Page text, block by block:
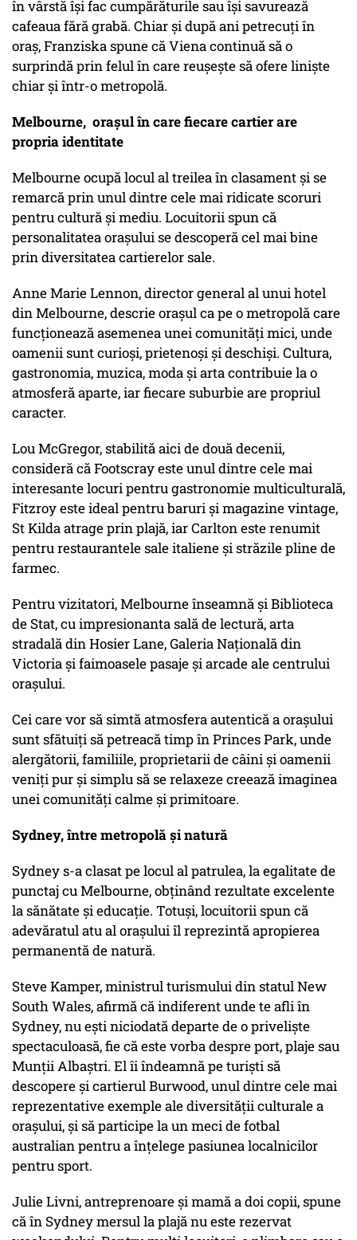
în vârstă își fac cumpărăturile sau își savurează
cafeaua fără grabă. Chiar și după ani petrecuți în
oraș, Franziska spune că Viena continuă să o
surprindă prin felul în care reușește să ofere liniște
chiar și într-o metropolă.
Melbourne, orașul în care fiecare cartier are
propria identitate
Melbourne ocupă locul al treilea în clasament și se
remarcă prin unul dintre cele mai ridicate scoruri
pentru cultură și mediu. Locuitorii spun că
personalitatea orașului se descoperă cel mai bine
prin diversitatea cartierelor sale.
Anne Marie Lennon, director general al unui hotel
din Melbourne, descrie orașul ca pe o metropolă care
funcționează asemenea unei comunități mici, unde
oamenii sunt curioși, prietenoși și deschiși. Cultura,
gastronomia, muzica, moda și arta contribuie la o
atmosferă aparte, iar fiecare suburbie are propriul
caracter.
Lou McGregor, stabilită aici de două decenii,
consideră că Footscray este unul dintre cele mai
interesante locuri pentru gastronomie multiculturală,
Fitzroy este ideal pentru baruri și magazine vintage,
St Kilda atrage prin plajă, iar Carlton este renumit
pentru restaurantele sale italiene și străzile pline de
farmec.
Pentru vizitatori, Melbourne înseamnă și Biblioteca
de Stat, cu impresionanta sală de lectură, arta
stradală din Hosier Lane, Galeria Națională din
Victoria și faimoasele pasaje și arcade ale centrului
orașului.
Cei care vor să simtă atmosfera autentică a orașului
sunt sfătuiți să petreacă timp în Princes Park, unde
alergătorii, familiile, proprietarii de câini și oamenii
veniți pur și simplu să se relaxeze creează imaginea
unei comunități calme și primitoare.
Sydney, între metropolă și natură
Sydney s-a clasat pe locul al patrulea, la egalitate de
punctaj cu Melbourne, obținând rezultate excelente
la sănătate și educație. Totuși, locuitorii spun că
adevăratul atu al orașului îl reprezintă apropierea
permanentă de natură.
Steve Kamper, ministrul turismului din statul New
South Wales, afirmă că indiferent unde te afli în
Sydney, nu ești niciodată departe de o priveliște
spectaculoasă, fie că este vorba despre port, plaje sau
Munții Albaștri. El îi îndeamnă pe turiști să
descopere și cartierul Burwood, unul dintre cele mai
reprezentative exemple ale diversității culturale a
orașului, și să participe la un meci de fotbal
australian pentru a înțelege pasiunea localnicilor
pentru sport.
Julie Livni, antreprenoare și mamă a doi copii, spune
că în Sydney mersul la plajă nu este rezervat